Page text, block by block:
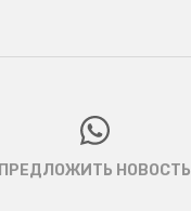
ПРЕДЛОЖИТЬ НОВОСТЬ